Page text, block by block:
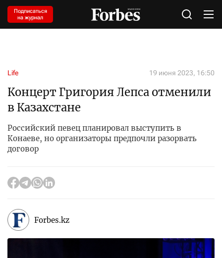
Подписаться
на журнал
Life 19 июня 2023, 16:50
Концерт Григория Лепса отменили
в Казахстане
Российский певец планировал выступить в
Конаеве, но организаторы предпочли разорвать
договор
Forbes.kz